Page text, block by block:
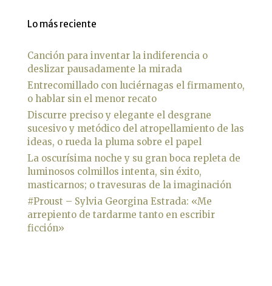
Lo más reciente
Canción para inventar la indiferencia o
deslizar pausadamente la mirada
Entrecomillado con luciérnagas el firmamento,
o hablar sin el menor recato
Discurre preciso y elegante el desgrane
sucesivo y metódico del atropellamiento de las
ideas, o rueda la pluma sobre el papel
La oscurísima noche y su gran boca repleta de
luminosos colmillos intenta, sin éxito,
masticarnos; o travesuras de la imaginación
#Proust – Sylvia Georgina Estrada: «Me
arrepiento de tardarme tanto en escribir
ficción»